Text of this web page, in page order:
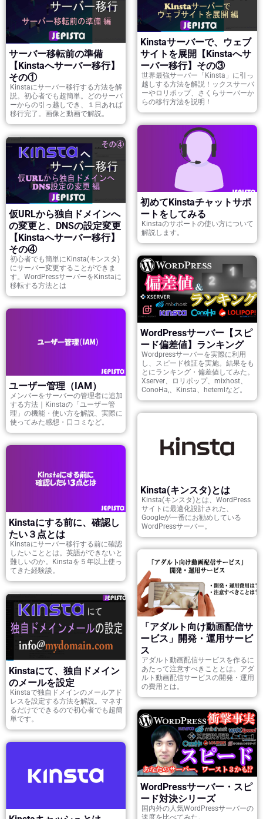
Kinstaサーバーで、ウェブ
サイトを展開【Kinstaへサ
ーバー移行】その③
世界最強サーバー「Kinsta」に引っ
越しする方法を解説！ックスサーバ
ーやロリポップ、さくらサーバーか
らの移行方法を説明！
サーバー移転前の準備
【Kinstaへサーバー移行】
その①
Kinstaにサーバー移行する方法を解
説。初心者でも超簡単。どのサーバ
ーからの引っ越しでき、１日あれば
移行完了。画像と動画で解説。
初めてKinstaチャットサポ
ートをしてみる
Kinstaのサポートの使い方について
解説します。
仮URLから独自ドメインへ
の変更と、DNSの設定変更
【Kinstaへサーバー移行】
その④
初心者でも簡単にKinsta(キンスタ)
にサーバー変更することができま
す。WordPressサーバーをKinstaに
移転する方法とは
WordPressサーバー【スピ
ード偏差値】ランキング
Wordpressサーバーを実際に利用
し、スピード検証を実施。結果をも
とにランキング・偏差値してみた。
Xserver、ロリポップ、mixhost、
ConoHa,、Kinsta、hetemlなど。
ユーザー管理（IAM）
メンバーをサーバーの管理者に追加
する方法｜Kinstaの「ユーザー管
理」の機能・使い方を解説、実際に
使ってみた感想・口コミなど。
Kinsta(キンスタ)とは
Kinsta(キンスタ)とは、WordPress
サイトに最適化設計された、
Googleが一番にお勧めしている
WordPressサーバー。
Kinstaにする前に、確認し
たい３点とは
Kinstaにサーバー移行する前に確認
したいこととは。英語ができないと
難しいのか。Kinstaを５年以上使っ
てきた経験談。
「アダルト向け動画配信サ
ービス」開発・運用サービ
ス
アダルト動画配信サービスを作るに
あたって注意すべきこととは。アダ
ルト動画配信サービスの開発・運用
の費用とは。
Kinstaにて、独自ドメイン
のメールを設定
Kinstaで独自ドメインのメールアド
レスを設定する方法を解説。マネす
るだけでできるので初心者でも超簡
単です。
WordPressサーバー・スピ
ード対決シリーズ
国内外の人気WordPressサーバーの